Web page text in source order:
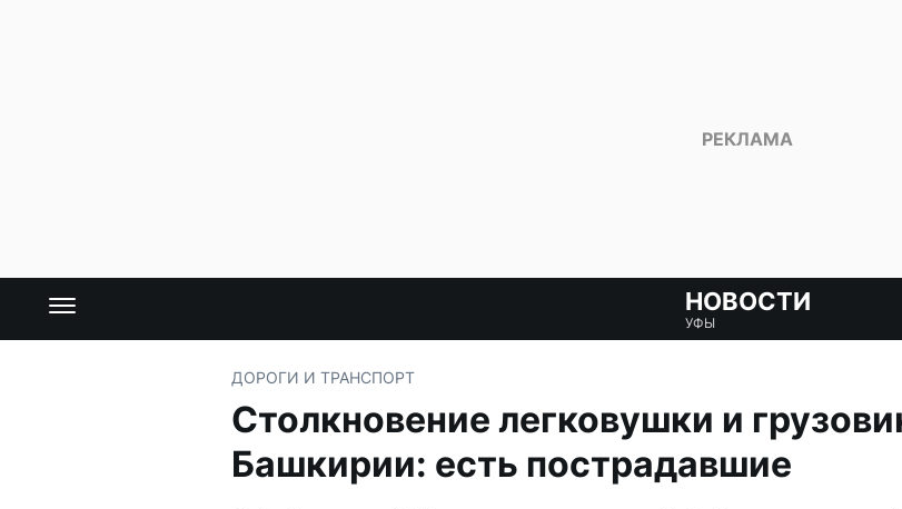
НОВОСТИ
УФЫ
ДОРОГИ И ТРАНСПОРТ
Столкновение легковушки и
Башкирии: есть пострадавшие